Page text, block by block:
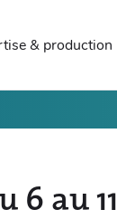
& production
6 au 11